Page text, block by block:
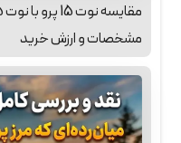
مشخصات و ارزش خرید